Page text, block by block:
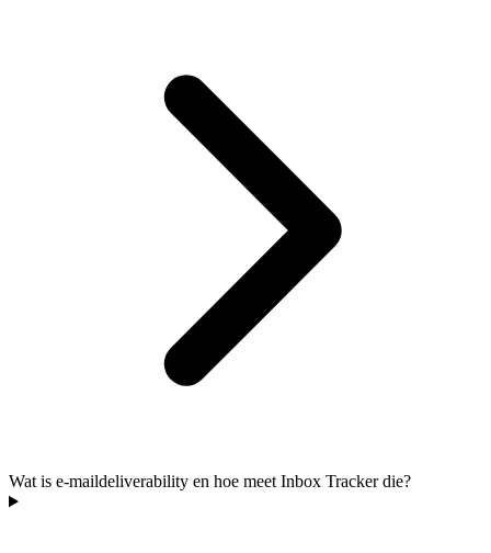
Wat is e-maildeliverability en hoe meet Inbox Tracker die?